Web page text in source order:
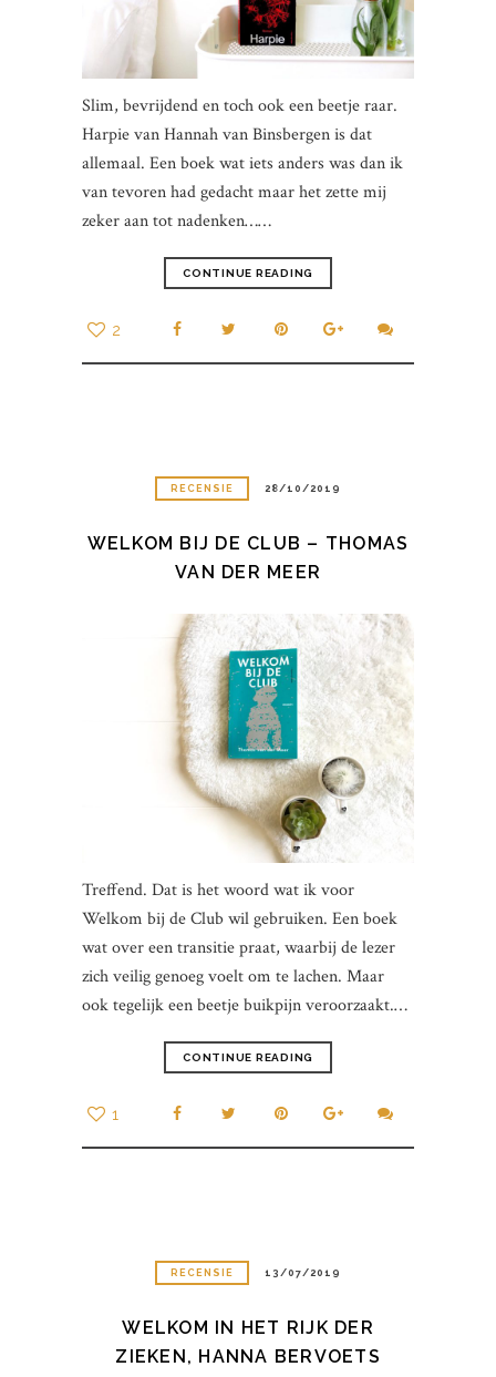
Slim, bevrijdend en toch ook een beetje raar.
Harpie van Hannah van Binsbergen is dat
allemaal. Een boek wat iets anders was dan ik
van tevoren had gedacht maar het zette mij
zeker aan tot nadenken……
CONTINUE READING
2
RECENSIE 28/10/2019
WELKOM BIJ DE CLUB – THOMAS
VAN DER MEER
Treffend. Dat is het woord wat ik voor
Welkom bij de Club wil gebruiken. Een boek
wat over een transitie praat, waarbij de lezer
zich veilig genoeg voelt om te lachen. Maar
ook tegelijk een beetje buikpijn veroorzaakt.…
CONTINUE READING
1
RECENSIE 13/07/2019
WELKOM IN HET RIJK DER
ZIEKEN, HANNA BERVOETS